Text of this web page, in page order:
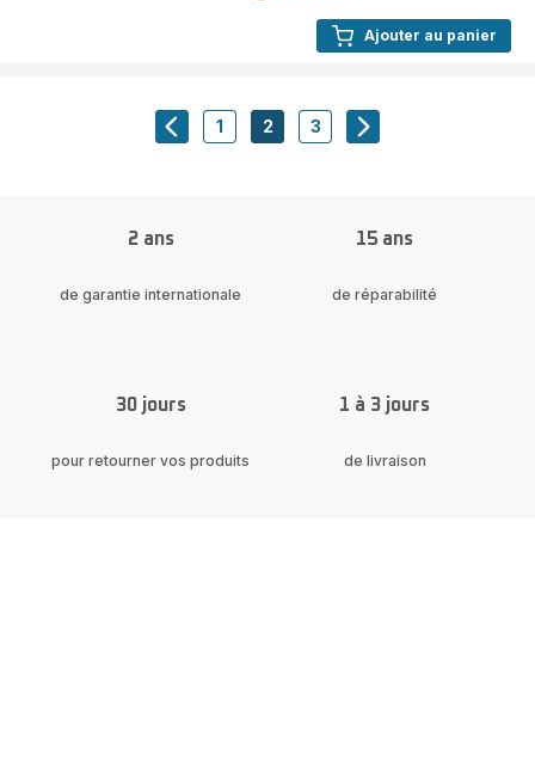
Ajouter au panier
hommes
carbone
navigation.pagination.actions.prev
1-
2
-
3
-
2 ans
de garantie internationale
15 ans
de réparabilité
30 jours
pour retourner vos produits
1 à 3 jours
de livraison